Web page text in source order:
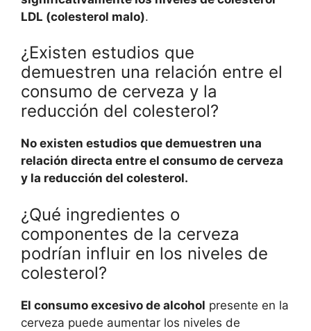
LDL (colesterol malo).
¿Existen estudios que
demuestren una relación entre el
consumo de cerveza y la
reducción del colesterol?
No existen estudios que demuestren una
relación directa entre el consumo de cerveza
y la reducción del colesterol.
¿Qué ingredientes o
componentes de la cerveza
podrían influir en los niveles de
colesterol?
El consumo excesivo de alcohol presente en la
cerveza puede aumentar los niveles de